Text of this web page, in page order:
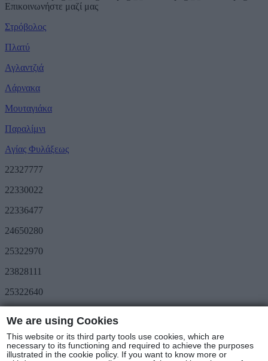
Επικοινωνήστε μαζί μας
Στρόβολος
Πλατύ
Αγλαντζιά
Λάρνακα
Μουταγιάκα
Παραλίμνι
Αγίας Φυλάξεως
22327777
22330022
22336477
24650280
25322970
23828111
25322640
METRO Great Value
Τριήμερο METRO
Ακολουθήστε μας
We are using Cookies
This website or its third party tools use cookies, which are
necessary to its functioning and required to achieve the purposes
illustrated in the cookie policy. If you want to know more or